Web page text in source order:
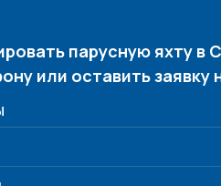
парусную яхту в
или оставить